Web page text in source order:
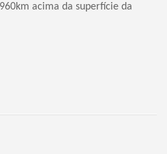
acima da superfície da